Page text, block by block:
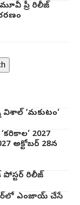
ప్రీ రిలీజ్
‘మకుటం’
2027
అక్టోబర్ 28న
పోస్టర్ రిలీజ్
ఎంజాయ్ చేసే